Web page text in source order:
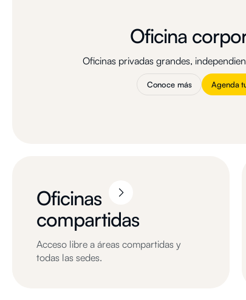
Oficina
Oficinas privadas grandes,
Conoce más Agenda
Oficinas
compartidas
Acceso libre a áreas compartidas y
todas las sedes.